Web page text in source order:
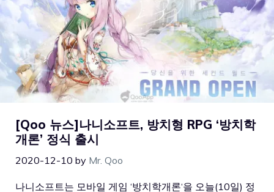
[Qoo 뉴스]나니소프트, 방치형 RPG ‘방치학
개론’ 정식 출시
2020-12-10 by Mr. Qoo
나니소프트는 모바일 게임 ‘방치학개론‘을 오늘(10일) 정